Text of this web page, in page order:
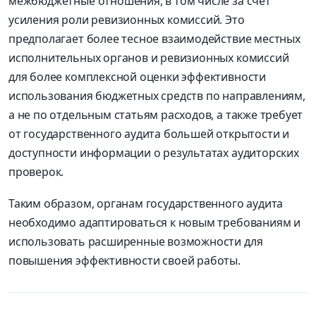
усиления роли ревизионных комиссий. Это
предполагает более тесное взаимодействие местных
исполнительных органов и ревизионных комиссий
для более комплексной оценки эффективности
использования бюджетных средств по направлениям,
а не по отдельным статьям расходов, а также требует
от государственного аудита большей открытости и
доступности информации о результатах аудиторских
проверок.
Таким образом, органам государственного аудита
необходимо адаптироваться к новым требованиям и
использовать расширенные возможности для
повышения эффективности своей работы.